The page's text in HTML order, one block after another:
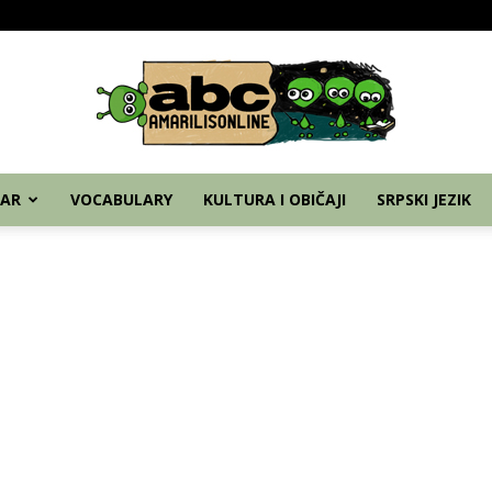
abc
VOCABULARY KULTURA I OBIČAJI SRPSKI JEZIK